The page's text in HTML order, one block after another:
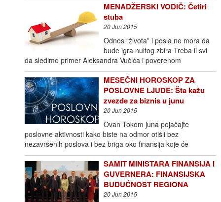
MENADŽERSKI VODIČ: Četiri
stuba
20 Jun 2015
Odnos “života” i posla ne mora da
bude igra nultog zbira Treba li svi
da sledimo primer Aleksandra Vučića i poverenom
MESEČNI HOROSKOP ZA
POSLOVNE LJUDE: Šta kažu
zvezde za biznis u junu
20 Jun 2015
Ovan Tokom juna pojačajte
poslovne aktivnosti kako biste na odmor otišli bez
nezavršenih poslova i bez briga oko finansija koje će
SAMIT MINISTARA FINANSIJA I
GUVERNERA: FINANSIJSKA
BUDUĆNOST REGIONA
20 Jun 2015